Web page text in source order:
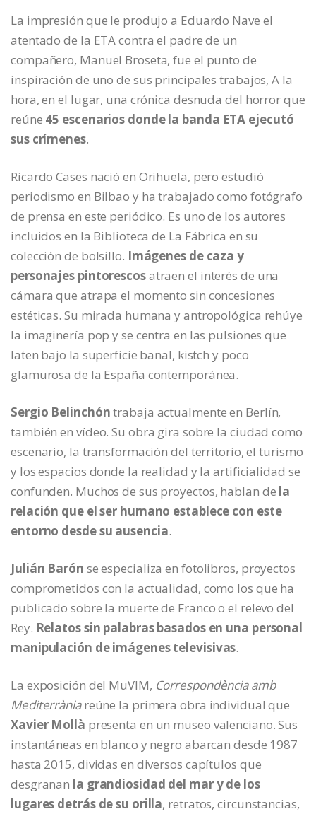
La impresión que le produjo a Eduardo Nave el
atentado de la ETA contra el padre de un
compañero, Manuel Broseta, fue el punto de
inspiración de uno de sus principales trabajos, A la
hora, en el lugar, una crónica desnuda del horror que
reúne 45 escenarios donde la banda ETA ejecutó
sus crímenes.
Ricardo Cases nació en Orihuela, pero estudió
periodismo en Bilbao y ha trabajado como fotógrafo
de prensa en este periódico. Es uno de los autores
incluidos en la Biblioteca de La Fábrica en su
colección de bolsillo. Imágenes de caza y
personajes pintorescosatraen el interés de una
cámara que atrapa el momento sin concesiones
estéticas. Su mirada humana y antropológica rehúye
la imaginería pop y se centra en las pulsiones que
laten bajo la superficie banal, kistch y poco
glamurosa de la España contemporánea.
Sergio Belinchóntrabaja actualmente en Berlín,
también en vídeo. Su obra gira sobre la ciudad como
escenario, la transformación del territorio, el turismo
y los espacios donde la realidad y la artificialidad se
confunden. Muchos de sus proyectos, hablan de la
relación que el ser humano establece con este
entorno desde su ausencia.
Julián Barón se especializa en fotolibros, proyectos
comprometidos con la actualidad, como los que ha
publicado sobre la muerte de Franco o el relevo del
Rey. Relatos sin palabras basados en una personal
manipulación de imágenes televisivas.
La exposición del MuVIM, Correspondència amb
Mediterràniareúne la primera obra individual que
Xavier Mollà presenta en un museo valenciano. Sus
instantáneas en blanco y negro abarcan desde 1987
hasta 2015, dividas en diversos capítulos que
desgranan la grandiosidad del mar y de los
lugares detrás de su orilla, retratos, circunstancias,